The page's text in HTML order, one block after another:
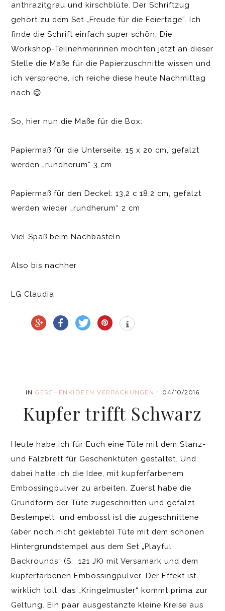
anthrazitgrau und kirschblüte. Der Schriftzug
gehört zu dem Set „Freude für die Feiertage“. Ich
finde die Schrift einfach super schön. Die
Workshop-Teilnehmerinnen möchten jetzt an dieser
Stelle die Maße für die Papierzuschnitte wissen und
ich verspreche, ich reiche diese heute Nachmittag
nach 😉
So, hier nun die Maße für die Box:
Papiermaß für die Unterseite: 15 x 20 cm, gefalzt
werden „rundherum“ 3 cm
Papiermaß für den Deckel: 13,2 c 18,2 cm, gefalzt
werden wieder „rundherum“ 2 cm
Viel Spaß beim Nachbasteln
Also bis nachher
LG Claudia
INGESCHENKIDEEN VERPACKUNGEN ·04/10/2016
Kupfer trifft Schwarz
Heute habe ich für Euch eine Tüte mit dem Stanz-
und Falzbrett für Geschenktüten gestaltet. Und
dabei hatte ich die Idee, mit kupferfarbenem
Embossingpulver zu arbeiten. Zuerst habe die
Grundform der Tüte zugeschnitten und gefalzt.
Bestempelt und embosst ist die zugeschnittene
(aber noch nicht geklebte) Tüte mit dem schönen
Hintergrundstempel aus dem Set „Playful
Backrounds“ (S. 121 JK) mit Versamark und dem
kupferfarbenen Embossingpulver. Der Effekt ist
wirklich toll, das „Kringelmuster“ kommt prima zur
Geltung. Ein paar ausgestanzte kleine Kreise aus